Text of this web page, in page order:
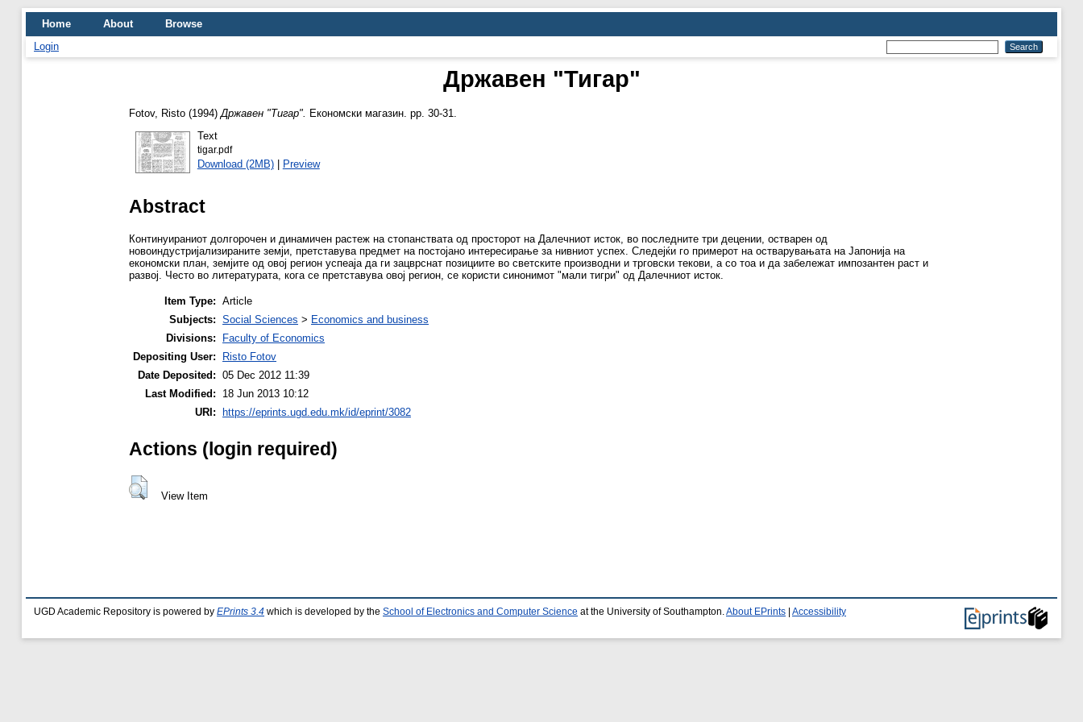
Home About
Browse
Login
Државен "Тигар"
Fotov, Risto (1994) Државен "Тигар".
Економски магазин. pp. 30-31.
Text
tigar.pdf
Download (2MB)| Preview
Abstract
Континуираниот долгорочен и динамичен растеж на стопанствата од просторот на Далечниот исток, во последните три децении, остварен од
новоиндустријализираните земји, претставува предмет на постојано интересирање за нивниот успех. Следејќи го примерот на остварувањата на Јапонија на
економски план, земјите од овој регион успеаја да ги зацврснат позициите во светските производни и трговски текови, а со тоа и да забележат импозантен раст и
развој. Често во литературата, кога се претставува овој регион, се користи синонимот "мали тигри" од Далечниот исток.
Item Type: Article
Subjects: Social Sciences > Economics and business
Divisions:
Faculty of Economics
Depositing User:
Risto Fotov
Date Deposited: 05 Dec 2012 11:39
Last Modified:
18 Jun 2013 10:12
URI:
https://eprints.ugd.edu.mk/id/eprint/3082
Actions (login required)
View Item
UGD Academic Repository is powered by EPrints 3.4 which is developed by the School of Electronics and Computer Science at the University of Southampton. About EPrints Accessibility